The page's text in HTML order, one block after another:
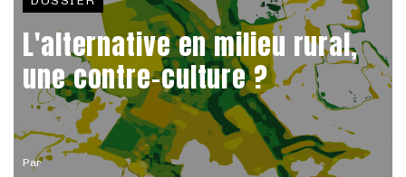
Par
L'alternative en milieu rural,
une contre-culture ?